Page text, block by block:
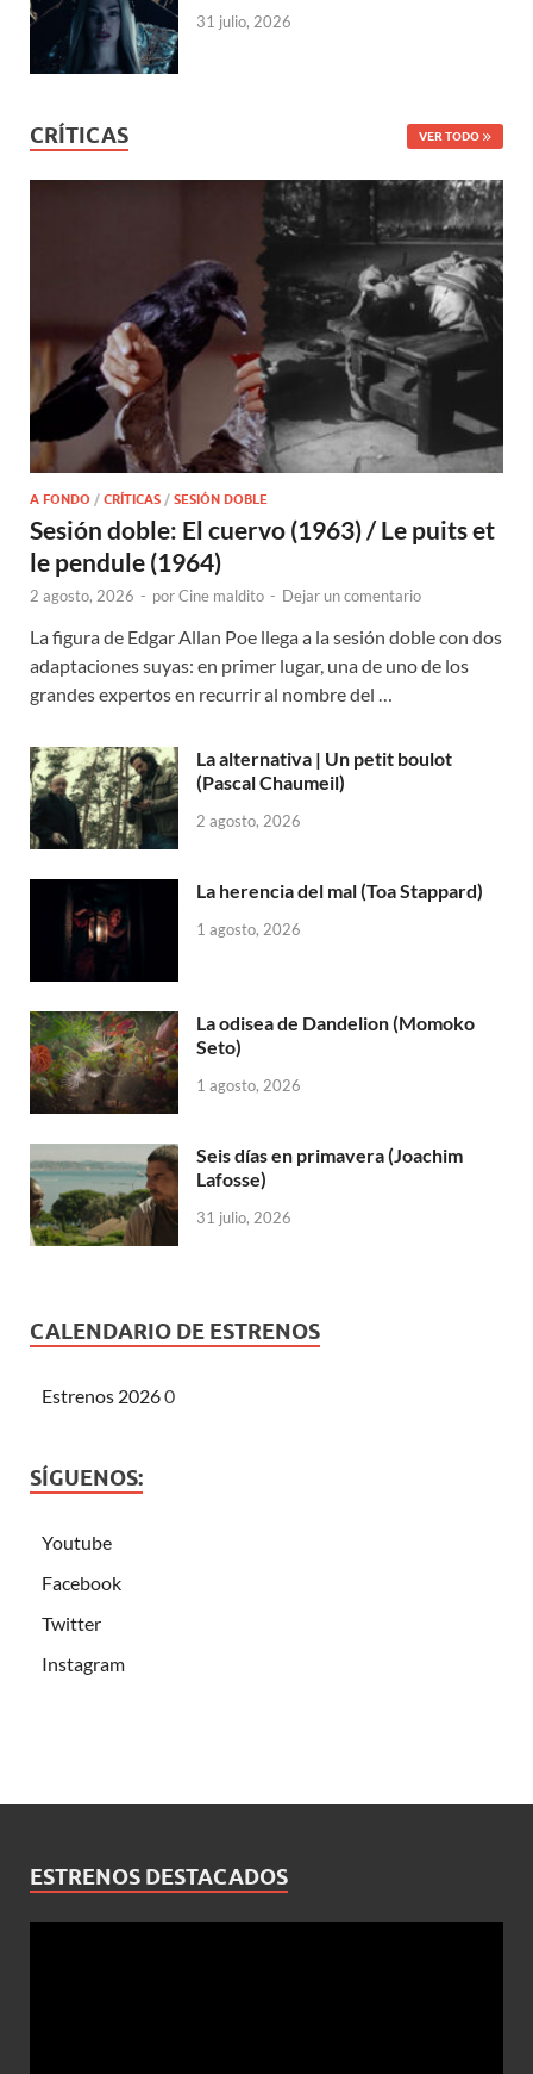
31 julio, 2026
CRÍTICAS VER TODO
A FONDO / CRÍTICAS / SESIÓN DOBLE
Sesión doble: El cuervo (1963) / Le puits et
le pendule (1964)
2 agosto, 2026 - porCine maldito - Dejar un comentario
La figura de Edgar Allan Poe llega a la sesión doble con dos
adaptaciones suyas: en primer lugar, una de uno de los
grandes expertos en recurrir al nombre del …
La alternativa | Un petit boulot
(Pascal Chaumeil)
2 agosto, 2026
La herencia del mal (Toa Stappard)
1 agosto, 2026
La odisea de Dandelion (Momoko
Seto)
1 agosto, 2026
Seis días en primavera (Joachim
Lafosse)
31 julio, 2026
CALENDARIO DE ESTRENOS
Estrenos 20260
SÍGUENOS:
Youtube
Facebook
Twitter
Instagram
ESTRENOS DESTACADOS